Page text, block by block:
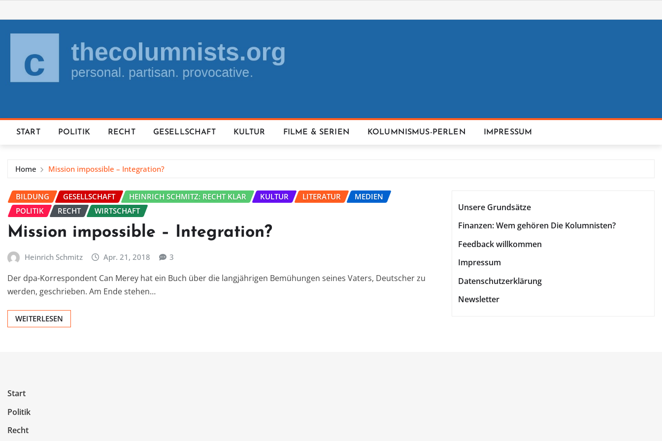
to
content
START POLITIK RECHT GESELLSCHAFT KULTUR FILME & SERIEN KOLUMNISMUS-PERLEN IMPRESSUM
Home Mission impossible – Integration?
BILDUNG GESELLSCHAFT HEINRICH SCHMITZ: RECHT KLAR KULTUR LITERATUR
MEDIEN
POLITIK
RECHT WIRTSCHAFT
Mission impossible – Integration?
Heinrich Schmitz Apr. 21, 2018 3
Der dpa-Korrespondent Can Merey hat ein Buch über die langjährigen Bemühungen seines Vaters, Deutscher zu
werden, geschrieben. Am Ende stehen…
WEITERLESEN
Unsere Grundsätze
Finanzen: Wem gehören Die Kolumnisten?
Feedback willkommen
Impressum
Datenschutzerklärung
Newsletter
Start
Politik
Recht